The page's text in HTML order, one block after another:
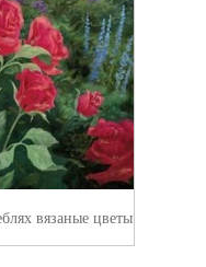
вязаные цветы